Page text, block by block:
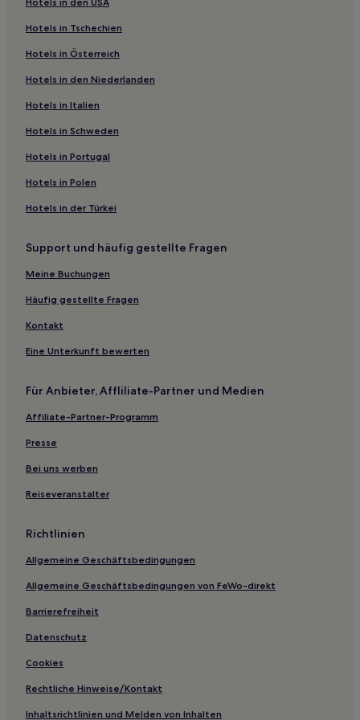
Hotels nahe Ethnografiemuseum Tahtakuşlar
B&B in Edremit
Gasthäuser in Strand von Sarimsakli
Villen in Strand von Sarimsakli
Aparthotels in Strand von Sarimsakli
Gasthäuser in Ayvalik
Pensionen in Ayvalik
B&B in Ayvalik
Familien in Ayvalik
Strand nahe Strand von Sarimsakli
Familien nahe Strand von Sarimsakli
Hotels mit Fitnessbereich nahe Strand von Sarimsakli
Hotels mit Parkplatz nahe Strand von Sarimsakli
Hotels mit Wellnessbereich nahe Strand von Sarimsakli
Hotels mit Parkplatz in Altınova
Familien in Sarimsakli
Business in Sarimsakli
Hotels mit inbegriffenem Frühstück in Sarimsakli
Hotels mit inbegriffenem Frühstück in Ören
Haustierfreundliche in Balıkesir
Familien in Balıkesir
Familien in Balıkesir
Hotels mit Parkplatz in Balıkesir
Hotels mit Pool in Edremit
Familien in Edremit
Haustierfreundliche in Edremit
Familien in Akçay
Hotels in Tschechien
Hotels in Österreich
Hotels in den Niederlanden
Hotels in Italien
Hotels in Schweden
Hotels in Portugal
Hotels in Polen
Hotels in der Türkei
Support und häufig gestellte Fragen
Meine Buchungen
Häufig gestellte Fragen
Kontakt
Eine Unterkunft bewerten
Für Anbieter, Affliliate-Partner und Medien
Affiliate-Partner-Programm
Presse
Bei uns werben
Reiseveranstalter
Richtlinien
Allgemeine Geschäftsbedingungen
Allgemeine Geschäftsbedingungen von FeWo-direkt
Barrierefreiheit
Datenschutz
Cookies
Rechtliche Hinweise/Kontakt
Inhaltsrichtlinien und Melden von Inhalten